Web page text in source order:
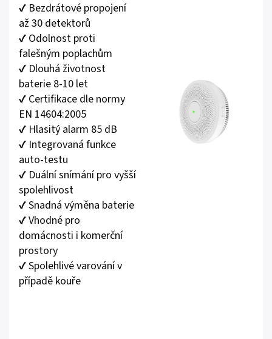
✔️ Bezdrátové propojení
až 30 detektorů
✔️ Odolnost proti
falešným poplachům
✔️ Dlouhá životnost
baterie 8-10 let
✔️ Certifikace dle normy
EN 14604:2005
✔️ Hlasitý alarm 85 dB
✔️ Integrovaná funkce
auto-testu
✔️ Duální snímání pro vyšší
spolehlivost
✔️ Snadná výměna baterie
✔️ Vhodné pro
domácnosti i komerční
prostory
✔️ Spolehlivé varování v
případě kouře